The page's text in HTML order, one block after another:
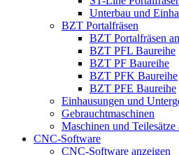
Unterbau und
BZT Portalfräsen
BZT Portalfräsen
BZT PFL Baureihe
BZT PF Baureihe
BZT PFK Baureihe
BZT PFE Baureihe
Einhausungen und
Gebrauchtmaschinen
Maschinen und Teilesätze
CNC-Software
CNC-Software anzeigen